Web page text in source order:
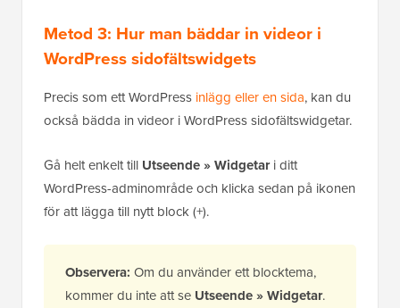
Metod 3: Hur man bäddar in videor i
WordPress sidofältswidgets
Precis som ett WordPress inlägg eller en sida, kan du
också bädda in videor i WordPress sidofältswidgetar.
Gå helt enkelt till Utseende » Widgetari ditt
WordPress-adminområde och klicka sedan på ikonen
för att lägga till nytt block (+).
Observera: Om du använder ett blocktema,
kommer du inte att se Utseende » Widgetar.